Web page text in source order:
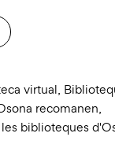
virtual,
recomanen,
biblioteques